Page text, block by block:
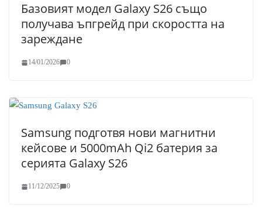
Базовият модел Galaxy S26 също
получава ъпгрейд при скоростта на
зареждане
14/01/2026 0
Samsung подготвя нови магнитни
кейсове и 5000mAh Qi2 батерия за
серията Galaxy S26
11/12/2025 0